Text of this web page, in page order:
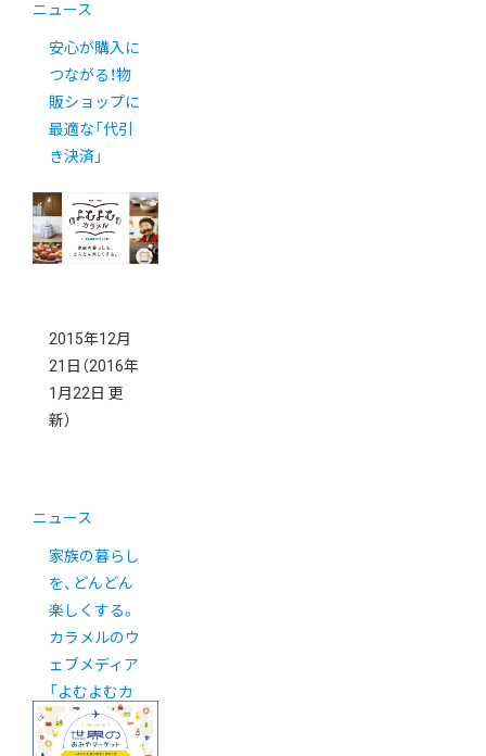
ニュース
安心が購入に
つながる！物
販ショップに
最適な「代引
き決済」
2015年12月
21日 （2016年
1月22日 更
新）
ニュース
家族の暮らし
を、どんどん
楽しくする。
カラメルのウ
ェブメディア
「よむよむカ
ラメル」がリ
ニューアル！